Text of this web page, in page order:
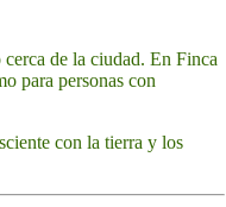
de la ciudad. En Finca
para personas con
con la tierra y los